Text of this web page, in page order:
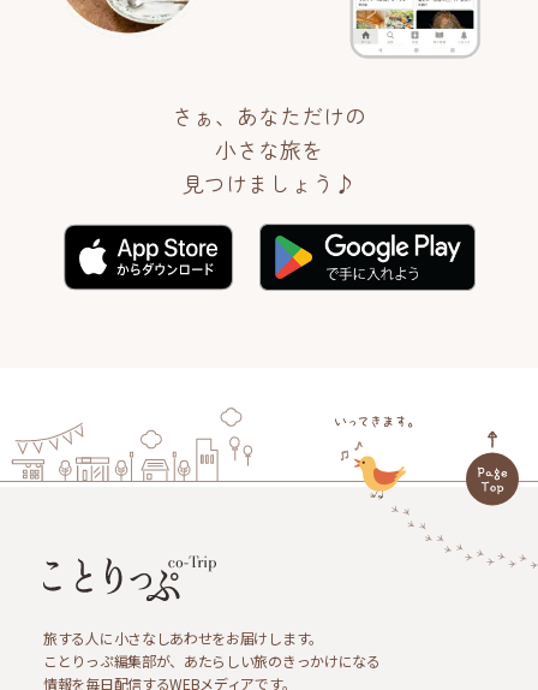
さぁ、あなただけの
小さな旅を
見つけましょう♪
旅する人に小さなしあわせをお届けします。
ことりっぷ編集部が、あたらしい旅のきっかけになる
情報を毎日配信するWEBメディアです。